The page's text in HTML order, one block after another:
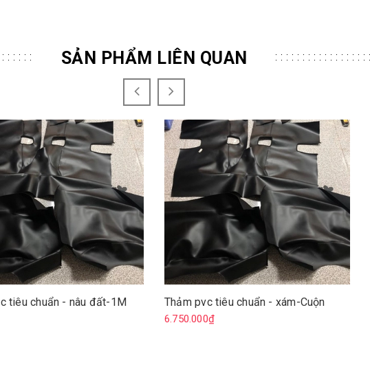
SẢN PHẨM LIÊN QUAN
tiêu chuẩn - nâu đất-1M Thảm pvc tiêu chuẩn - xám-Cuộn
6.750.000₫